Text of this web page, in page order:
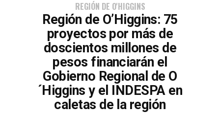
REGIÓN DE O'HIGGINS
Región de O’Higgins: 75
proyectos por más de
doscientos millones de
pesos financiarán el
Gobierno Regional de O
´Higgins y el INDESPA en
caletas de la región